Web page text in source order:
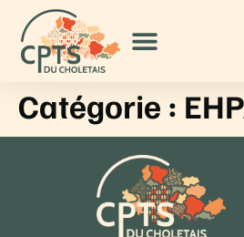
Catégorie :